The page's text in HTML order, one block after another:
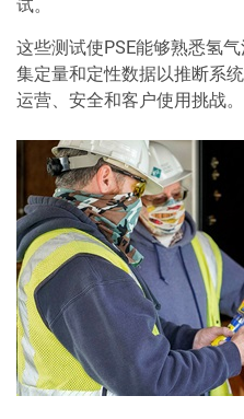
这些测试使PSE能够熟悉氢
集定量和定性数据以推断系
运营、安全和客户使用挑战。